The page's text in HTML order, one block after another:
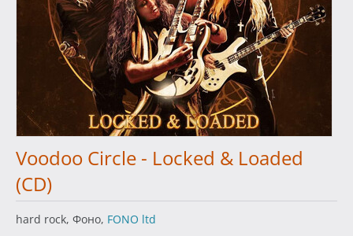
Voodoo Circle - Locked & Loaded
(CD)
hard rock, Фоно, FONO ltd